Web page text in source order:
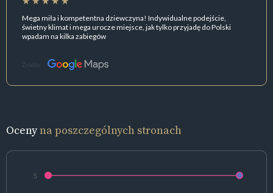
Mega miła i kompetentna dziewczyna! Indywidualne podejście,
świetny klimat i mega urocze miejsce, jak tylko przyjadę do Polski
wpadam na kilka zabiegów
Źródło:
Ocenyna poszczególnych stronach
5